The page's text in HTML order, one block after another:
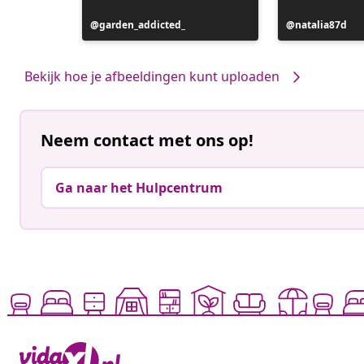
Bericht
gepubliceerd
garden_addicted_
Bericht
gepubliceerd
natalia87d
Bekijk hoe je afbeeldingen kunt uploaden
Neem contact met ons op!
Ga naar het Hulpcentrum